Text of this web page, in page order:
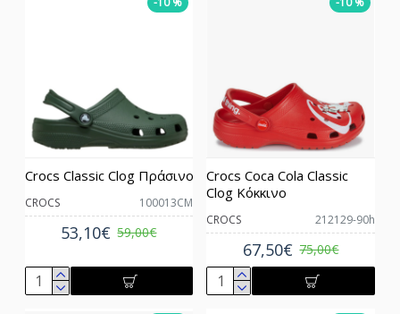
CROCS 100013CM
Crocs Classic Clog Πράσινο
53,10€ 59,00€
CROCS 212129-90h
Crocs Coca Cola Classic
Clog Κόκκινο
67,50€ 75,00€